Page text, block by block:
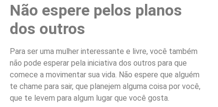
Não espere pelos planos
dos outros
Para ser uma mulher interessante e livre, você também
não pode esperar pela iniciativa dos outros para que
comece a movimentar sua vida. Não espere que alguém
te chame para sair, que planejem alguma coisa por você,
que te levem para algum lugar que você gosta.